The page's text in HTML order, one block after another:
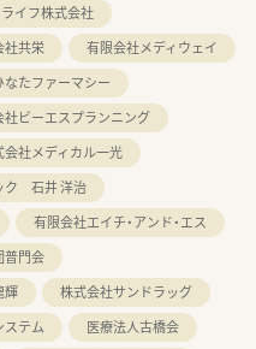
イフ株式会社
社共栄
有限会社メディウェイ
たファーマシー
社ビーエスプランニング
会社メディカル一光
ク 石井 洋治
有限会社エイチ・アンド・エス
普門会
輝
株式会社サンドラッグ
ステム
医療法人古橋会